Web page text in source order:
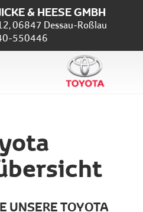
& HEESE GMBH
06847 Dessau-Roßlau
550446
UNSERE TOYOTA